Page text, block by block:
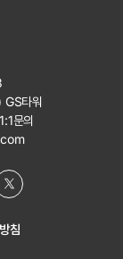
GS타워
1:1문의
침